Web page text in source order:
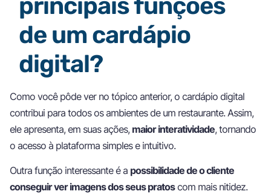
principais funções
de um cardápio
digital?
Como você pôde ver no tópico anterior, o cardápio digital
contribui para todos os ambientes de um restaurante. Assim,
ele apresenta, em suas ações, maior interatividade, tornando
o acesso à plataforma simples e intuitivo.
Outra função interessante é a possibilidade de o cliente
conseguir ver imagens dos seus pratoscom mais nitidez.